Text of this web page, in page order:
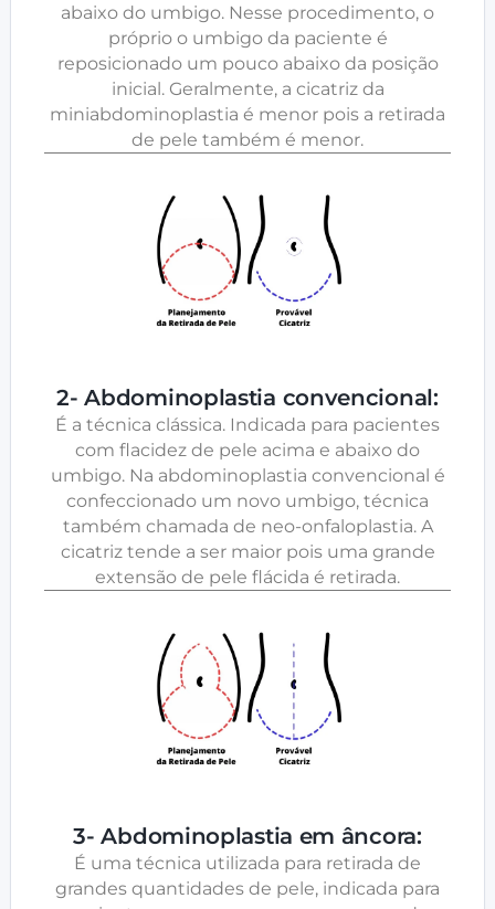
abaixo do umbigo. Nesse procedimento, o
próprio o umbigo da paciente é
reposicionado um pouco abaixo da posição
inicial. Geralmente, a cicatriz da
miniabdominoplastia é menor pois a retirada
de pele também é menor.
2- Abdominoplastia convencional:
É a técnica clássica. Indicada para pacientes
com flacidez de pele acima e abaixo do
umbigo. Na abdominoplastia convencional é
confeccionado um novo umbigo, técnica
também chamada de neo-onfaloplastia. A
cicatriz tende a ser maior pois uma grande
extensão de pele flácida é retirada.
3- Abdominoplastia em âncora:
É uma técnica utilizada para retirada de
grandes quantidades de pele, indicada para